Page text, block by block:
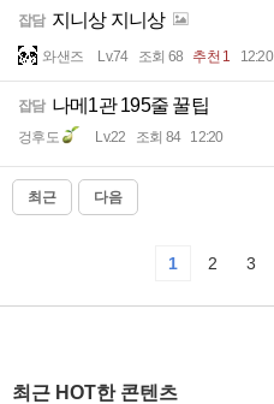
잡담 지니상 지니상
와샌즈 Lv.74 조회 68 추천 1 12:20
잡담 나메1관 195줄 꿀팁
겅후도 Lv.22 조회 84 12:20
최근 다음
1 2 3
최근 HOT한 콘텐츠